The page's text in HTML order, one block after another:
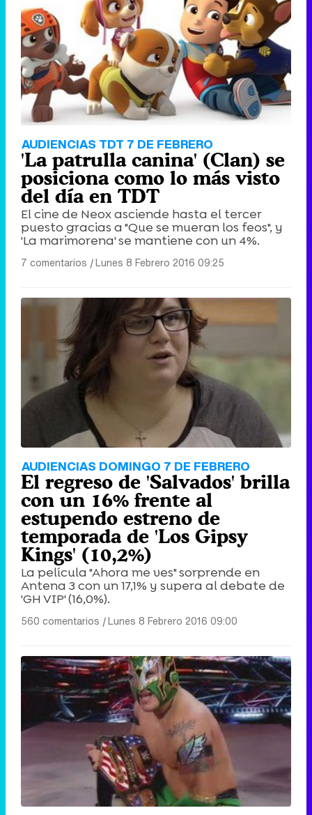
AUDIENCIAS TDT 7 DE FEBRERO
'La patrulla canina' (Clan) se
posiciona como lo más visto
del día en TDT
El cine de Neox asciende hasta el tercer
puesto gracias a "Que se mueran los feos", y
'La marimorena' se mantiene con un 4%.
7 comentarios |Lunes 8 Febrero 2016 09:25
AUDIENCIAS DOMINGO 7 DE FEBRERO
El regreso de 'Salvados' brilla
con un 16% frente al
estupendo estreno de
temporada de 'Los Gipsy
Kings' (10,2%)
La película "Ahora me ves" sorprende en
Antena 3 con un 17,1% y supera al debate de
'GH VIP' (16,0%).
560 comentarios |Lunes 8 Febrero 2016 09:00